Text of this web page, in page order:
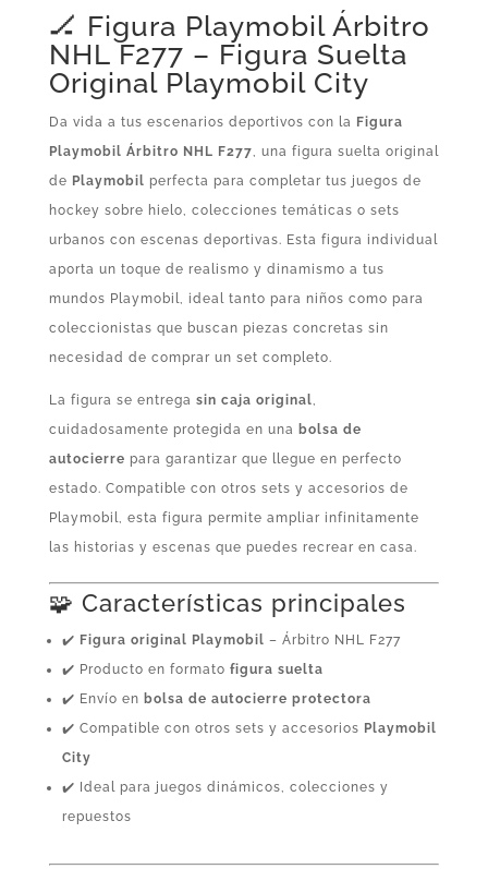
🏒 Figura Playmobil Árbitro
NHL F277 – Figura Suelta
Original Playmobil City
Da vida a tus escenarios deportivos con la Figura
Playmobil Árbitro NHL F277, una figura suelta original
de Playmobil perfecta para completar tus juegos de
hockey sobre hielo, colecciones temáticas o sets
urbanos con escenas deportivas. Esta figura individual
aporta un toque de realismo y dinamismo a tus
mundos Playmobil, ideal tanto para niños como para
coleccionistas que buscan piezas concretas sin
necesidad de comprar un set completo.
La figura se entrega sin caja original,
cuidadosamente protegida en una bolsa de
autocierre para garantizar que llegue en perfecto
estado. Compatible con otros sets y accesorios de
Playmobil, esta figura permite ampliar infinitamente
las historias y escenas que puedes recrear en casa.
🧩 Características principales
✔️ Figura original Playmobil – Árbitro NHL F277
✔️ Producto en formato figura suelta
✔️ Envío en bolsa de autocierre protectora
✔️ Compatible con otros sets y accesorios Playmobil
City
✔️ Ideal para juegos dinámicos, colecciones y
repuestos